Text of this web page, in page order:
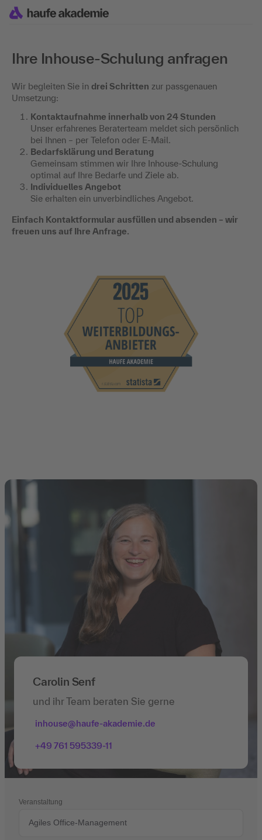
Ihre Inhouse-Schulung anfragen
Wir begleiten Sie in drei Schritten zur passgenauen
Umsetzung:
Kontaktaufnahme innerhalb von 24 Stunden
Unser erfahrenes Beraterteam meldet sich persönlich
bei Ihnen – per Telefon oder E-Mail.
Bedarfsklärung und Beratung
Gemeinsam stimmen wir Ihre Inhouse-Schulung
optimal auf Ihre Bedarfe und Ziele ab.
Individuelles Angebot
Sie erhalten ein unverbindliches Angebot.
Einfach Kontaktformular ausfüllen und absenden – wir
freuen uns auf Ihre Anfrage.
Carolin Senf
und ihr Team beraten Sie gerne
inhouse@haufe-akademie.de
+49 761 595339-11
Veranstaltung